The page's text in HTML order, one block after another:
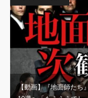
【動画】『地面師たち